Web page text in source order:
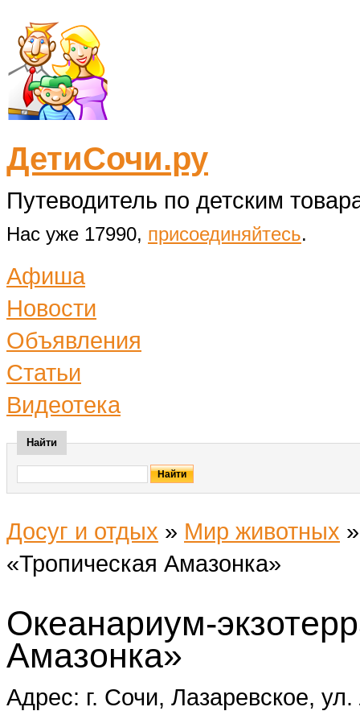
ДетиСочи.ру
Путеводитель по детским
Нас уже 17990, присоединяйтесь.
Афиша
Новости
Объявления
Статьи
Видеотека
Найти
Досуг и отдых » Мир животных
«Тропическая Амазонка»
Океанариум-
Амазонка»
Адрес: г. Сочи, Лазаревское,